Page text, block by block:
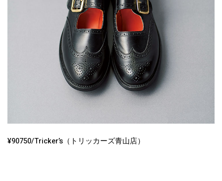
¥90750/Tricker’s（トリッカーズ青山店）